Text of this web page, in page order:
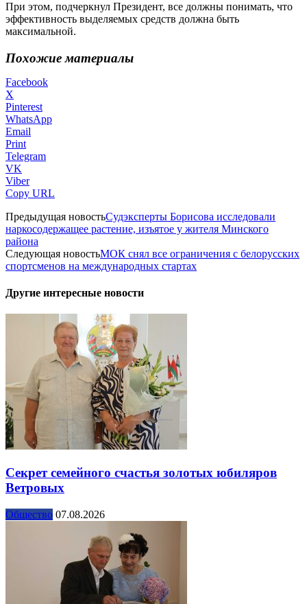
При этом, подчеркнул Президент, все должны понимать, что
эффективность выделяемых средств должна быть
максимальной.
Похожие материалы
Facebook
X
Pinterest
WhatsApp
Email
Print
Telegram
VK
Viber
Copy URL
Предыдущая новостьСудэксперты Борисова исследовали
наркосодержащее растение, изъятое у жителя Минского
района
Следующая новостьМОК снял все ограничения с белорусских
спортсменов на международных стартах
Другие интересные новости
Секрет семейного счастья золотых юбиляров
Ветровых
Общество 07.08.2026